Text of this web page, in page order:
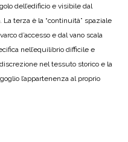
dell’edificio e visibile dal
La terza è la “continuità” spaziale
d’accesso e dal vano scala
nell’equilibrio difficile e
nel tessuto storico e la
l’appartenenza al proprio